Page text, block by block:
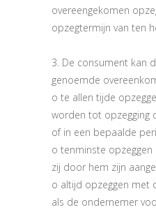
overeengekomen
opzegtermijn van ten
3. De consument kan
genoemde
o te allen tijde
worden tot opzegging
of in een bepaalde
o tenminste
zij door hem zijn
o altijd opzeggen met
als de ondernemer